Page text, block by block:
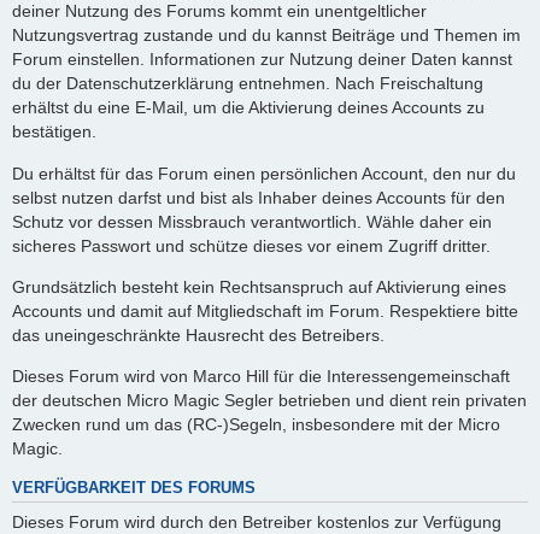
deiner Nutzung des Forums kommt ein unentgeltlicher
Nutzungsvertrag zustande und du kannst Beiträge und Themen im
Forum einstellen. Informationen zur Nutzung deiner Daten kannst
du der Datenschutzerklärung entnehmen. Nach Freischaltung
erhältst du eine E-Mail, um die Aktivierung deines Accounts zu
bestätigen.
Du erhältst für das Forum einen persönlichen Account, den nur du
selbst nutzen darfst und bist als Inhaber deines Accounts für den
Schutz vor dessen Missbrauch verantwortlich. Wähle daher ein
sicheres Passwort und schütze dieses vor einem Zugriff dritter.
Grundsätzlich besteht kein Rechtsanspruch auf Aktivierung eines
Accounts und damit auf Mitgliedschaft im Forum. Respektiere bitte
das uneingeschränkte Hausrecht des Betreibers.
Dieses Forum wird von Marco Hill für die Interessengemeinschaft
der deutschen Micro Magic Segler betrieben und dient rein privaten
Zwecken rund um das (RC-)Segeln, insbesondere mit der Micro
Magic.
VERFÜGBARKEIT DES FORUMS
Dieses Forum wird durch den Betreiber kostenlos zur Verfügung